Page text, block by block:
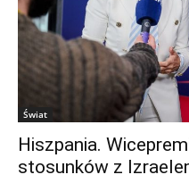
Świat
Hiszpania.
stosunków z